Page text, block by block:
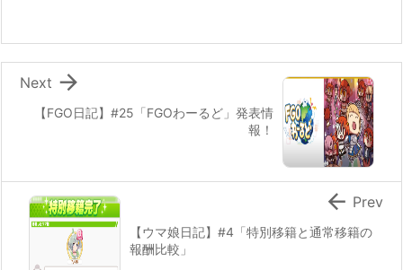
【FGO日記】#25「FGOわーるど」発表情
報！

Next
【ウマ娘日記】#4「特別移籍と通常移籍の
報酬比較」
 Prev